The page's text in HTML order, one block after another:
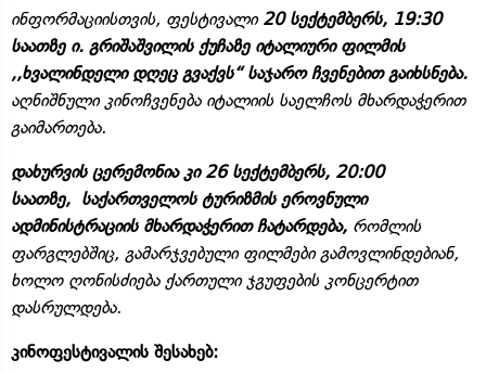
ინფორმაციისთვის, ფესტივალი 20 სექტემბერს, 19:30
საათზე ი. გრიშაშვილის ქუჩაზე იტალიური ფილმის
,,ხვალინდელი დღეც გვაქვს“ საჯარო ჩვენებით გაიხსნება.
აღნიშნული კინოჩვენება იტალიის საელჩოს მხარდაჭერით
გაიმართება.
დახურვის ცერემონია კი 26 სექტემბერს, 20:00
საათზე, საქართველოს ტურიზმის ეროვნული
ადმინისტრაციის მხარდაჭერით ჩატარდება, რომლის
ფარგლებშიც, გამარჯვებული ფილმები გამოვლინდებიან,
ხოლო ღონისძიება ქართული ჯგუფების კონცერტით
დასრულდება.
კინოფესტივალის შესახებ: